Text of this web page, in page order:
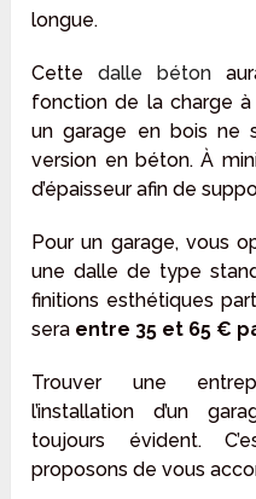
longue.
Cettedalle béton
fonction de la charge
un garage en bois ne
version en béton. À
d’épaisseur afin de
Pour un garage, vous
une dalle de type
finitions esthétiques
sera entre 35 et 65 €
Trouver une
l’installation d’un
toujours évident.
proposons de vous